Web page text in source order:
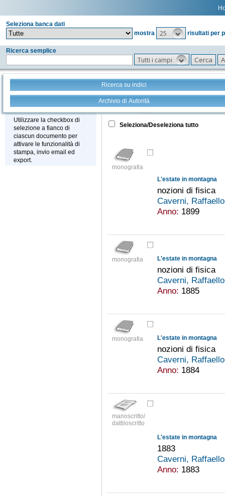
Seleziona banca dati
mostra
25 risultati per
Ricerca semplice
Tutti i campi
Ricerca su indici
Archivio di Autorità
Stampa - Email - Export
Utilizzare la checkbox di
selezione a fianco di
ciascun documento per
attivare le funzionalità di
stampa, invio email ed
export.
Tutto +
Seleziona/Deseleziona tutto
monografia
L'estate in montagna
nozioni di fisica
Caverni,
Anno: 1899
monografia L'estate in montagna
nozioni di fisica
Caverni,
Anno: 1885
monografia L'estate in montagna
nozioni di fisica
Caverni,
Anno: 1884
manoscritto/
dattiloscritto
L'estate in montagna
1883
Caverni,
Anno: 1883